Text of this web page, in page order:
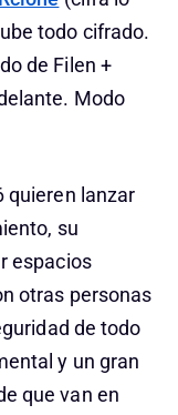
todo cifrado.
de Filen +
Modo
quieren lanzar
su
espacios
otras personas
de todo
y un gran
que van en